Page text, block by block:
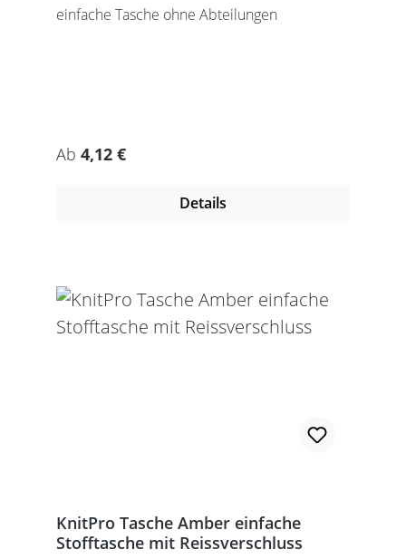
einfache Tasche ohne Abteilungen
Regulärer Preis:
Ab 4,12 €
Details
KnitPro Tasche Amber einfache
Stofftasche mit Reissverschluss